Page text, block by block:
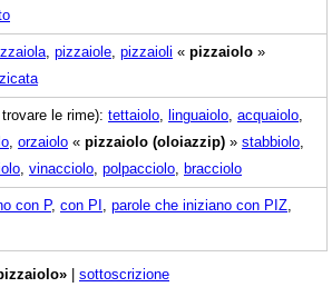
pizzaiole pizzaioli « pizzaiolo »
le rime): tettaiolo linguaiolo acquaiolo
orzaiolo « pizzaiolo (oloiazzip) » stabbiolo
vinacciolo polpacciolo bracciolo
con P, con PI parole che iniziano con PIZ
| sottoscrizione